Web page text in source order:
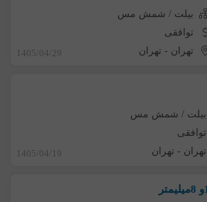
بیلت / شمش مس
توافقی
تهران -تهران 1405/04/29
بیلت / شمش مس
توافقی
تهران -تهران 1405/04/19